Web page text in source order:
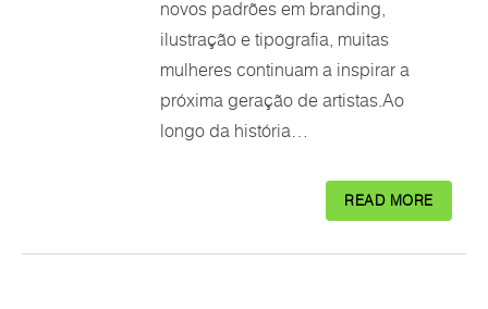
novos padrões em branding,
ilustração e tipografia, muitas
mulheres continuam a inspirar a
próxima geração de artistas.Ao
longo da história…
READ MORE